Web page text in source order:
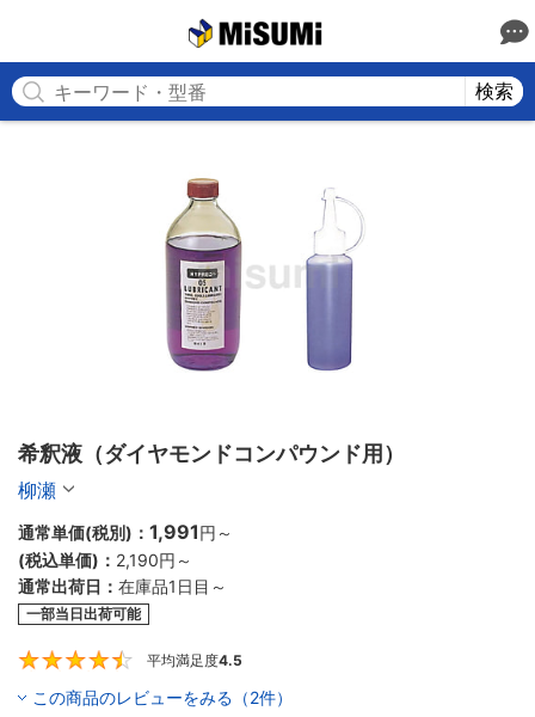
検索
希釈液（ダイヤモンドコンパウンド用）
柳瀬
通常単価(税別)： 1,991円 ～
(税込単価)： 2,190円 ～
通常出荷日： 在庫品1日目～
一部当日出荷可能
平均満足度4.5
この商品のレビューをみる（2件）